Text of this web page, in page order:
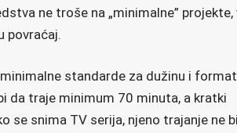
ne troše na „minimalne” projekte,
povraćaj.
standarde za dužinu i
da traje minimum 70 minuta, a kratki
se snima TV serija, njeno trajanje ne bi